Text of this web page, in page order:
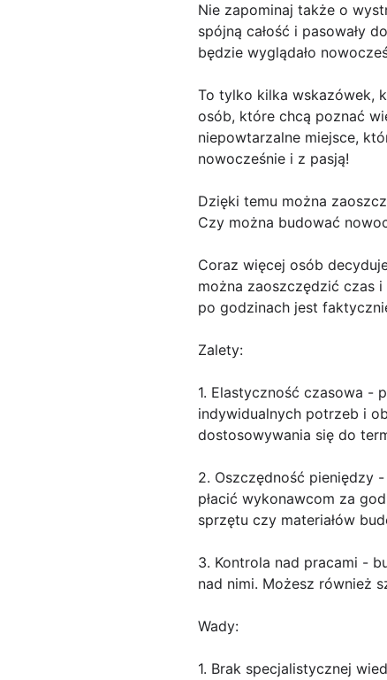
Nie zapominaj także o
spójną całość i pasowały
będzie wyglądało
To tylko kilka wskazówek,
osób, które chcą poznać
niepowtarzalne miejsce,
nowocześnie i z pasją!
Dzięki temu można
Czy można budować
Coraz więcej osób
można zaoszczędzić czas
po godzinach jest
Zalety:
1. Elastyczność czasowa -
indywidualnych potrzeb i
dostosowywania się do
2. Oszczędność pieniędzy
płacić wykonawcom za
sprzętu czy materiałów
3. Kontrola nad pracami -
nad nimi. Możesz również
Wady:
1. Brak specjalistycznej